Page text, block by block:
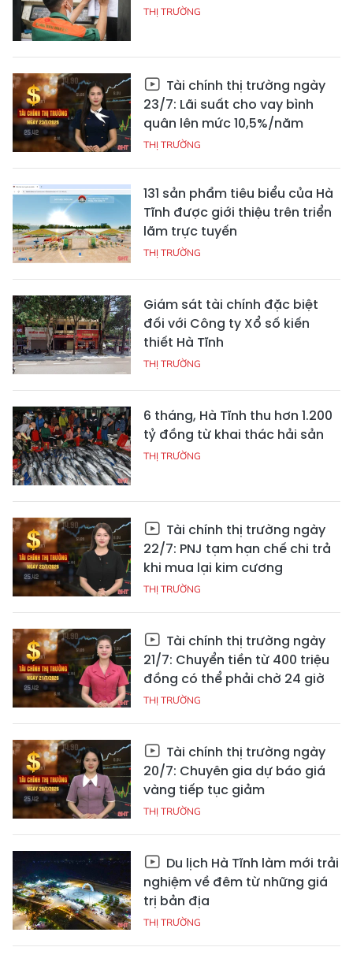
THỊ TRƯỜNG
Tài chính thị trường ngày
23/7: Lãi suất cho vay bình
quân lên mức 10,5%/năm
THỊ TRƯỜNG
131 sản phẩm tiêu biểu của Hà
Tĩnh được giới thiệu trên triển
lãm trực tuyến
THỊ TRƯỜNG
Giám sát tài chính đặc biệt
đối với Công ty Xổ số kiến
thiết Hà Tĩnh
THỊ TRƯỜNG
6 tháng, Hà Tĩnh thu hơn 1.200
tỷ đồng từ khai thác hải sản
THỊ TRƯỜNG
Tài chính thị trường ngày
22/7: PNJ tạm hạn chế chi trả
khi mua lại kim cương
THỊ TRƯỜNG
Tài chính thị trường ngày
21/7: Chuyển tiền từ 400 triệu
đồng có thể phải chờ 24 giờ
THỊ TRƯỜNG
Tài chính thị trường ngày
20/7: Chuyên gia dự báo giá
vàng tiếp tục giảm
THỊ TRƯỜNG
Du lịch Hà Tĩnh làm mới trải
nghiệm về đêm từ những giá
trị bản địa
THỊ TRƯỜNG